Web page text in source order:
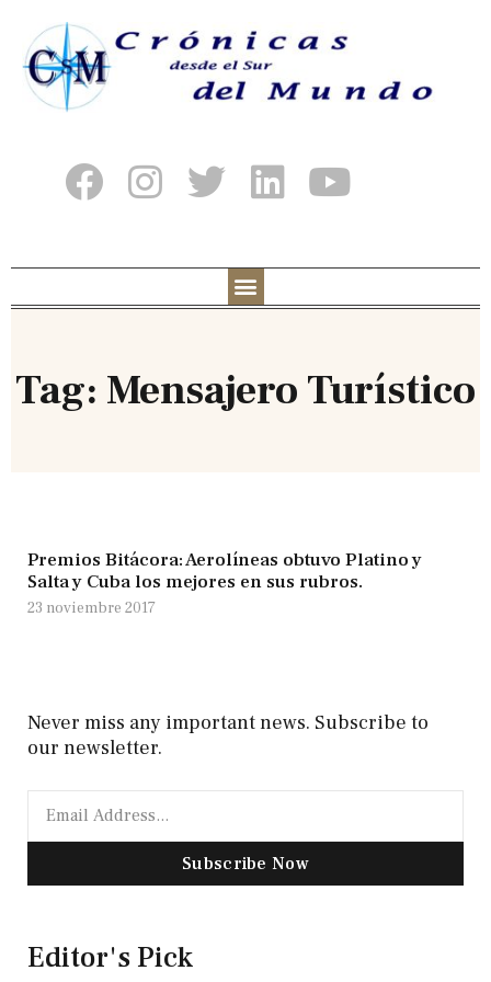
Tag: Mensajero Turístico
Premios Bitácora: Aerolíneas obtuvo Platino y
Salta y Cuba los mejores en sus rubros.
23 noviembre 2017
Never miss any important news. Subscribe to
our newsletter.
Subscribe Now
Editor's Pick